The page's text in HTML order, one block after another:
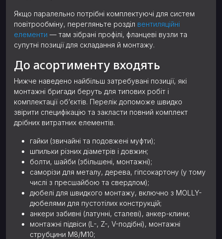
Якщо паралельно потрібні комплектуючі для систем
повітрообміну, перегляньте розділ вентиляційні
елементи — там зібрані профілі, фланцеві вузли та
супутні позиції для складання й монтажу.
До асортименту входять
Нижче наведено найбільш затребувані позиції, які
монтажні бригади беруть для типових робіт і
комплектації об’єктів. Перелік допоможе швидко
звірити специфікацію та закласти повний комплект
дрібних витратних елементів.
гайки (звичайні та подовжені муфти);
шпильки різних діаметрів і довжин;
болти, шайби (збільшені, монтажні);
саморізи для металу, дерева, гіпсокартону (у тому
числі з пресшайбою та свердлом);
дюбелі для швидкого монтажу, включно з MOLLY-
дюбелями для пустотілих конструкцій;
анкери забивні (латунні, сталеві), анкер-клини;
монтажні підвіси (L-, Z-, V-подібні), монтажні
струбцини М8/М10;